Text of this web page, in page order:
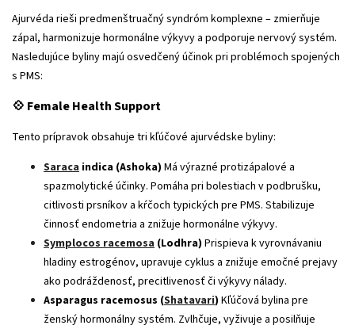
Ajurvéda rieši predmenštruačný syndróm komplexne – zmierňuje
zápal, harmonizuje hormonálne výkyvy a podporuje nervový systém.
Nasledujúce byliny majú osvedčený účinok pri problémoch spojených
s PMS:
💠 Female Health Support
Tento prípravok obsahuje tri kľúčové ajurvédske byliny:
Saraca indica (Ashoka) Má výrazné protizápalové a
spazmolytické účinky. Pomáha pri bolestiach v podbrušku,
citlivosti prsníkov a kŕčoch typických pre PMS. Stabilizuje
činnosť endometria a znižuje hormonálne výkyvy.
Symplocos racemosa (Lodhra) Prispieva k vyrovnávaniu
hladiny estrogénov, upravuje cyklus a znižuje emočné prejavy
ako podráždenosť, precitlivenosť či výkyvy nálady.
Asparagus racemosus (Shatavari) Kľúčová bylina pre
ženský hormonálny systém. Zvlhčuje, vyživuje a posilňuje